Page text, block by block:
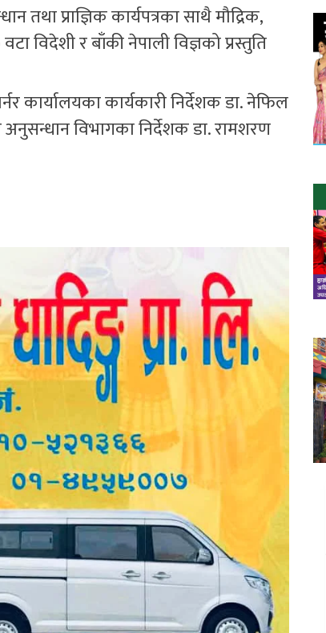
प्राज्ञिक कार्यपत्रका साथै मौद्रिक,
विदेशी र बाँकी नेपाली विज्ञको प्रस्तुति
कार्यालयका कार्यकारी निर्देशक डा. नेफिल
अनुसन्धान विभागका निर्देशक डा. रामशरण